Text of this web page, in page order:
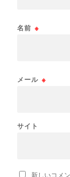
名前 ※
メール ※
サイト
新しいコメ